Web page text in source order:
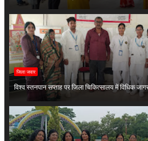
जिला जवार
विश्व स्तनपान सप्ताह पर जिला चिकित्सालय में विधिक